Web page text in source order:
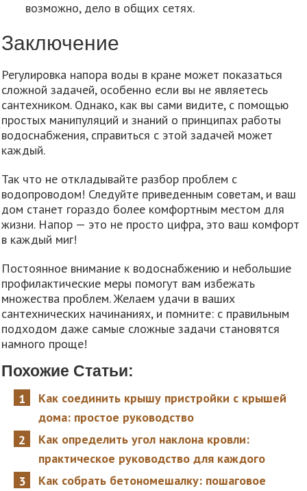
возможно, дело в общих сетях.
Заключение
Регулировка напора воды в кране может показаться
сложной задачей, особенно если вы не являетесь
сантехником. Однако, как вы сами видите, с помощью
простых манипуляций и знаний о принципах работы
водоснабжения, справиться с этой задачей может
каждый.
Так что не откладывайте разбор проблем с
водопроводом! Следуйте приведенным советам, и ваш
дом станет гораздо более комфортным местом для
жизни. Напор — это не просто цифра, это ваш комфорт
в каждый миг!
Постоянное внимание к водоснабжению и небольшие
профилактические меры помогут вам избежать
множества проблем. Желаем удачи в ваших
сантехнических начинаниях, и помните: с правильным
подходом даже самые сложные задачи становятся
намного проще!
Похожие Статьи:
Как соединить крышу пристройки с крышей
дома: простое руководство
Как определить угол наклона кровли:
практическое руководство для каждого
Как собрать бетономешалку: пошаговое